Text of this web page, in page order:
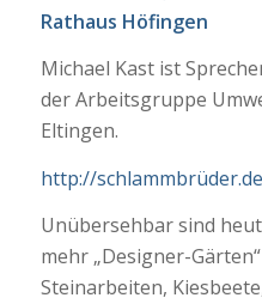
Rathaus Höfingen
Michael Kast ist
der Arbeitsgruppe
Eltingen.
http://schlammbrüder.de
Unübersehbar sind
mehr „Designer-
Steinarbeiten,